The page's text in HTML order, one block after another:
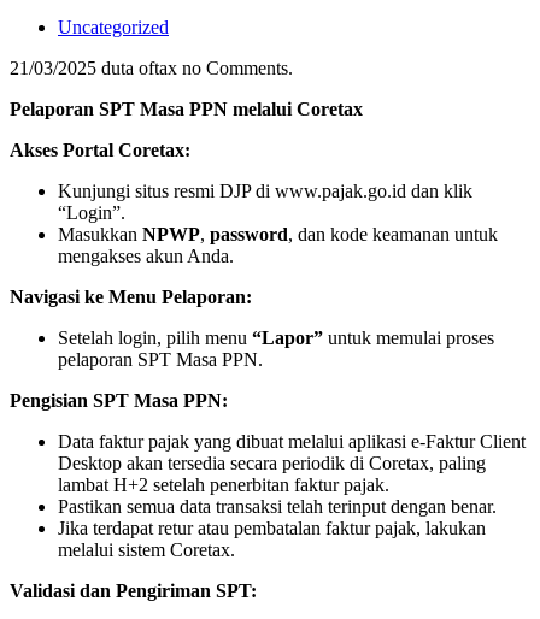
Uncategorized
21/03/2025 duta oftax no Comments.
Pelaporan SPT Masa PPN melalui Coretax
Akses Portal Coretax:
Kunjungi situs resmi DJP di www.pajak.go.id dan klik
“Login”.
Masukkan NPWP, password, dan kode keamanan untuk
mengakses akun Anda.
Navigasi ke Menu Pelaporan:
Setelah login, pilih menu “Lapor” untuk memulai proses
pelaporan SPT Masa PPN.
Pengisian SPT Masa PPN:
Data faktur pajak yang dibuat melalui aplikasi e-Faktur Client
Desktop akan tersedia secara periodik di Coretax, paling
lambat H+2 setelah penerbitan faktur pajak.
Pastikan semua data transaksi telah terinput dengan benar.
Jika terdapat retur atau pembatalan faktur pajak, lakukan
melalui sistem Coretax.
Validasi dan Pengiriman SPT: